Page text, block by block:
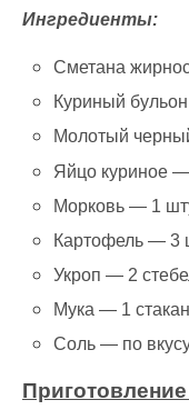
Ингредиенты:
Сметана
Куриный
Молотый
Яйцо куриное
Морковь — 1
Картофель — 3
Укроп — 2
Мука — 1
Соль — по